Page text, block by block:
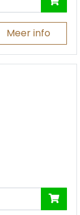
Meer info